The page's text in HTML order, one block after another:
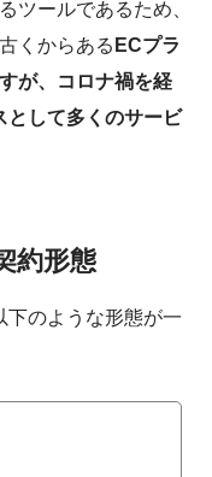
ツールであるため、
くからある ECプラ
が、コロナ禍を経
として多くのサービ
約形態
下のような形態が一